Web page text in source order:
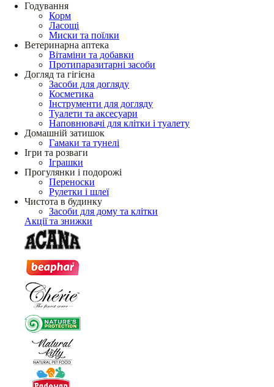
Годування
Корм
Ласощі
Миски та поїлки
Ветеринарна аптека
Вітаміни та добавки
Протипаразитарні засоби
Догляд та гігієна
Засоби для догляду
Косметика
Інструменти для догляду
Туалети та аксесуари
Наповнювачі для клітки і туалету
Домашній затишок
Гамаки та тунелі
Ігри та розваги
Іграшки
Прогулянки і подорожі
Переноски
Рулетки і шлеї
Чистота в будинку
Засоби для дому та клітки
Акції та знижки